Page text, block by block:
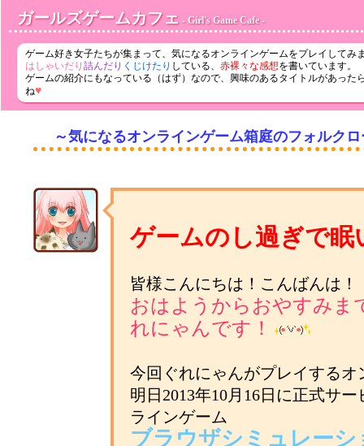
ガールズゲームカフェ - Girl's Game Cafe -
ゲーム好き女子たちが集まって、気になるオンラインゲームをプレイしてみ
はしゃいだり 詰んだり くじけたり している、 赤裸々な感想を書いています。
ゲームの紹介にもなっている（はず）なので、興味のあるタイトルがあった
ね♥
～気になるオンラインゲーム箱庭のフォルク
ゲームのし過ぎで眠
皆様こんにちは！こんばんは！
おはようからおやすみま
れにゃんです！
今回ぐれにゃんがプレイするオ
明日2013年10月16日に正式サ
ラインゲーム
ブラウザシミュレーシ